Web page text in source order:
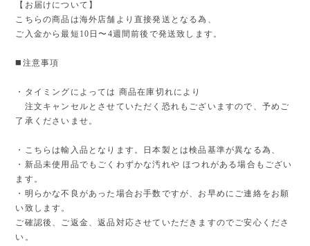
【お届けについて】
こちらの商品は海外店舗より直接発送となる為、
ご入金から最短10日〜4週間前後で発送致します。
◼️注意事項
・タイミングによっては 商品在庫切れにより
注文キャンセルとさせていただく恐れもございますので、予めご
了承くださいませ。
・こちらは輸入品となります。日本製とは検品基準が異なる為、
・新品未使用品でもごくわずかな汚れや ほつれがある場合もござい
ます。
・明らかな不良があった場合お手数ですが、お早めにご連絡をお願
い致します。
ご確認後、ご返金、返品対応させていただきますのでご安心くださ
い。